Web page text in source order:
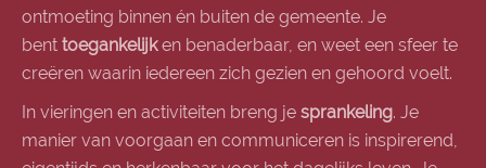
ontmoeting binnen én buiten de gemeente. Je
bent toegankelijken benaderbaar, en weet een sfeer te
creëren waarin iedereen zich gezien en gehoord voelt.
In vieringen en activiteiten breng je sprankeling. Je
manier van voorgaan en communiceren is inspirerend,